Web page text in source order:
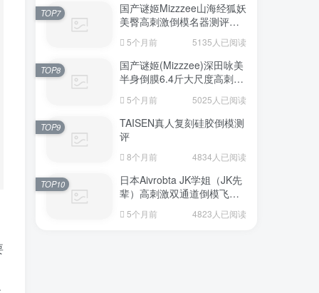
国产谜姬Mizzzee山海经狐妖
美臀高刺激倒模名器测评报
5个月前 5135人已阅读
TOP7
国产谜姬(Mizzzee)深田咏美
半身倒膜6.4斤大尺度高刺激
5个月前 5025人已阅读
TOP8
TAISEN真人复刻硅胶倒模测
评
8个月前 4834人已阅读
TOP9
日本Aivrobta JK学姐（JK先
辈）高刺激双通道倒模飞机
5个月前 4823人已阅读
TOP10